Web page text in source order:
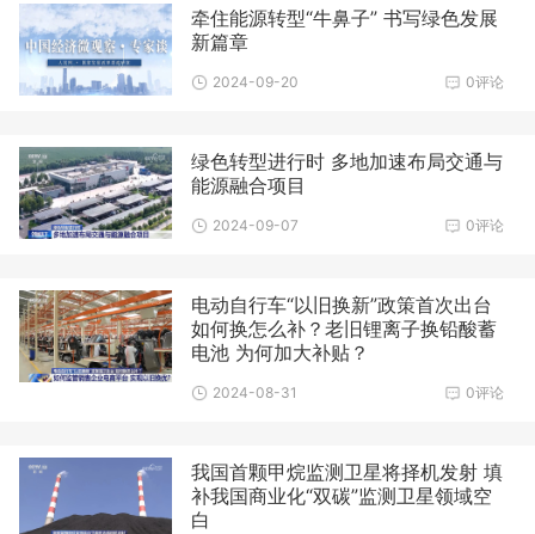
牵住能源转型“牛鼻子” 书写绿色发展
新篇章
0评论
2024-09-20
绿色转型进行时 多地加速布局交通与
能源融合项目
0评论
2024-09-07
电动自行车“以旧换新”政策首次出台
如何换怎么补？老旧锂离子换铅酸蓄
电池 为何加大补贴？
0评论
2024-08-31
我国首颗甲烷监测卫星将择机发射 填
补我国商业化“双碳”监测卫星领域空
白